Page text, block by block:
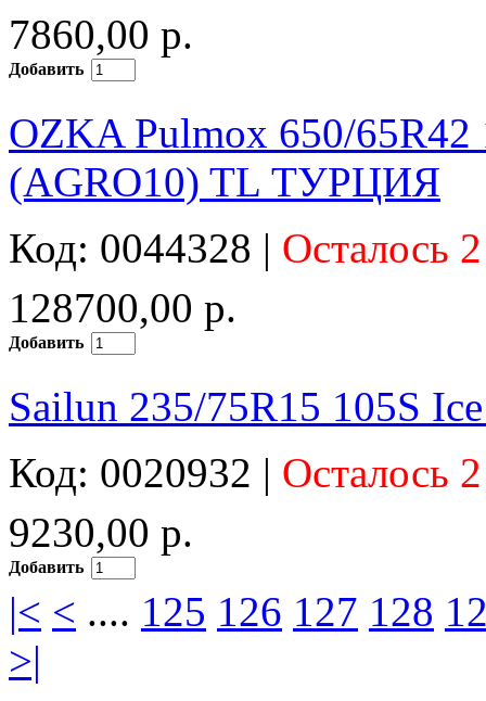
7860,00 р.
Добавить
OZKA Pulmox 650/
(AGRO10) TL ТУРЦИЯ
Код: 0044328 | Осталось
128700,00 р.
Добавить
Sailun 235/75R15 105S
Код: 0020932 | Осталось
9230,00 р.
Добавить
|< < .... 125 126 127 128
>|